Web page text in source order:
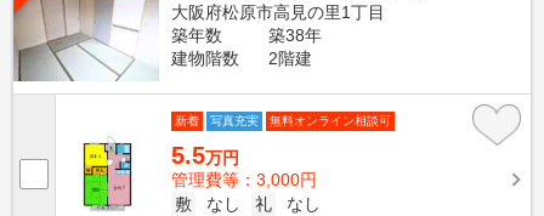
大阪府松原市高見の里1丁目
築年数
築38年
建物階数
2階建
新着 写真充実 無料オンライン相談可
5.5万円
管理費等：3,000円
敷
なし 礼
なし